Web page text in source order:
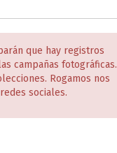
que hay registros
campañas fotográficas.
Rogamos nos
sociales.